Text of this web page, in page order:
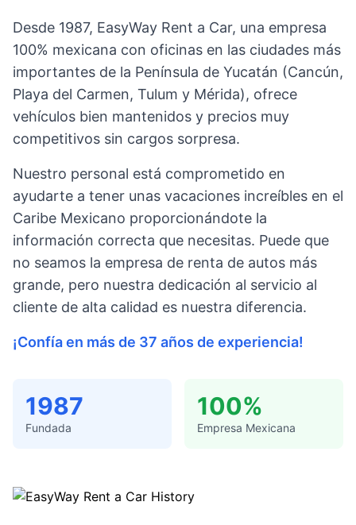
Desde 1987, EasyWay Rent a Car, una empresa
100% mexicana con oficinas en las ciudades más
importantes de la Península de Yucatán (Cancún,
Playa del Carmen, Tulum y Mérida), ofrece
vehículos bien mantenidos y precios muy
competitivos sin cargos sorpresa.
Nuestro personal está comprometido en
ayudarte a tener unas vacaciones increíbles en el
Caribe Mexicano proporcionándote la
información correcta que necesitas. Puede que
no seamos la empresa de renta de autos más
grande, pero nuestra dedicación al servicio al
cliente de alta calidad es nuestra diferencia.
¡Confía en más de 37 años de experiencia!
1987
Fundada
100%
Empresa Mexicana